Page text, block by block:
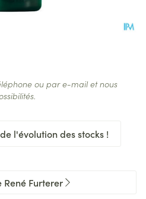
l'évolution des stocks !
ou par e-mail et nous
René Furterer